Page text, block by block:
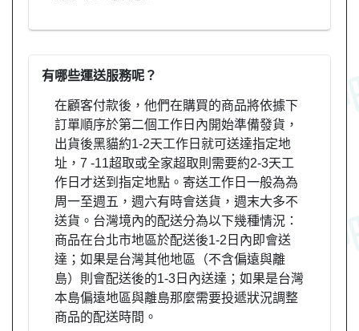
有哪些運送服務呢？
在顧客付款後，他們在購買的商品將依據下
訂單順序於第二個工作日內開始準備發貨，
出貨後黑貓約1-2天工作日就可送達指定地
址，7 -11超取或全家超取則需要約2-3天工
作日才送到指定地點。寄送工作日一般為為
周一至週五，週六有時會送貨，週末大多不
送貨。台灣境內的配送分為以下幾種情況：
商品在台北市地區於配送後1-2日內即會送
達；如果是台灣其他地區（不含偏遠與離
島）則會配送後的1-3日內送達；如果是台灣
本島偏遠地區與離島那麼需要投遞狀況調整
商品的配送時間。